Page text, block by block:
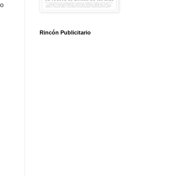
Rincón Publicitario